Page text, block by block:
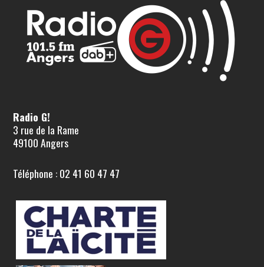
Radio G!
3 rue de la Rame
49100 Angers
Téléphone : 02 41 60 47 47